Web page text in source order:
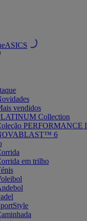
vendidos
Collection
PERFORMANCE
6
em trilho